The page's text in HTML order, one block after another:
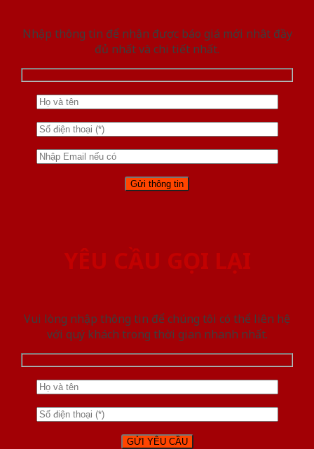
Nhập thông tin để nhận được báo giá mới nhât đầy
đủ nhất và chi tiết nhất.
YÊU CẦU GỌI LẠI
Vui lòng nhập thông tin để chúng tôi có thể liên hệ
với quý khách trong thời gian nhanh nhất.